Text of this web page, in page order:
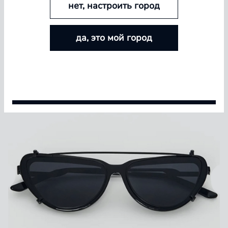
БОЛЬШЕ ЛИНЗ — БОЛЬШЕ СКИДКА
Покупайте контактные линзы Airway и увеличивайте
размер скидки — от 5% до 15%
нет, настроить город
да, это мой город